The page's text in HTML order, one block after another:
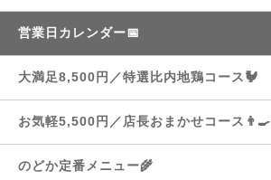
営業日カレンダー📅
大満足8,500円／特選比内地鶏コース🐓
お気軽5,500円／店長おまかせコース👨‍🍳
のどか定番メニュー🌾